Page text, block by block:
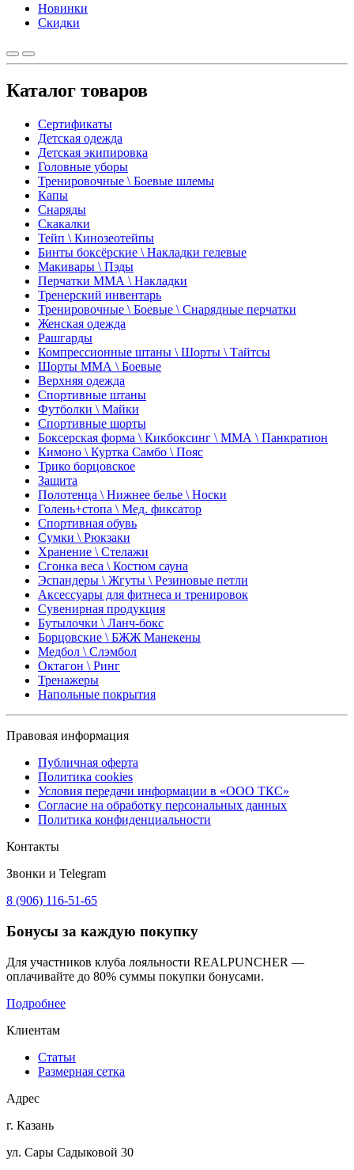
Новинки
Скидки
Каталог товаров
Сертификаты
Детская одежда
Детская экипировка
Головные уборы
Тренировочные \ Боевые шлемы
Капы
Снаряды
Скакалки
Тейп \ Кинозеотейпы
Бинты боксёрские \ Накладки гелевые
Макивары \ Пэды
Перчатки ММА \ Накладки
Тренерский инвентарь
Тренировочные \ Боевые \ Снарядные перчатки
Женская одежда
Рашгарды
Компрессионные штаны \ Шорты \ Тайтсы
Шорты ММА \ Боевые
Верхняя одежда
Спортивные штаны
Футболки \ Майки
Спортивные шорты
Боксерская форма \ Кикбоксинг \ ММА \ Панкратион
Кимоно \ Куртка Самбо \ Пояс
Трико борцовское
Защита
Полотенца \ Нижнее белье \ Носки
Голень+стопа \ Мед. фиксатор
Спортивная обувь
Сумки \ Рюкзаки
Хранение \ Стелажи
Сгонка веса \ Костюм сауна
Эспандеры \ Жгуты \ Резиновые петли
Аксессуары для фитнеса и тренировок
Сувенирная продукция
Бутылочки \ Ланч-бокс
Борцовские \ БЖЖ Манекены
Медбол \ Слэмбол
Октагон \ Ринг
Тренажеры
Напольные покрытия
Правовая информация
Публичная оферта
Политика cookies
Условия передачи информации в «ООО ТКС»
Согласие на обработку персональных данных
Политика конфиденциальности
Контакты
Звонки и Telegram
8 (906) 116-51-65
Бонусы за каждую покупку
Для участников клуба лояльности REALPUNCHER —
оплачивайте до 80% суммы покупки бонусами.
Подробнее
Клиентам
Статьи
Размерная сетка
Адрес
г. Казань
ул. Сары Садыковой 30